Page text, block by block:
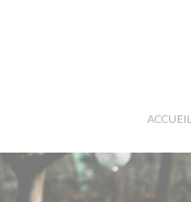
ACCUEIL